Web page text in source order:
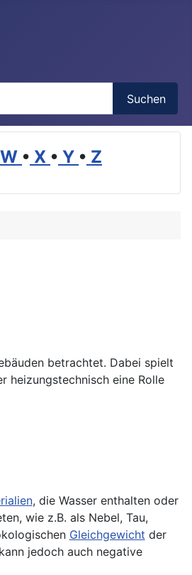
Suchen
W • X • Y • Z
betrachtet. Dabei spielt
heizungstechnisch eine Rolle
, die Wasser enthalten oder
wie z.B. als Nebel, Tau,
Gleichgewicht der
jedoch auch negative